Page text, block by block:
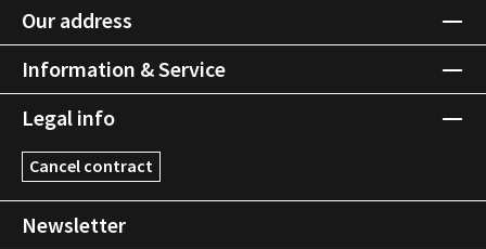
Our address
Information & Service
Legal info
Cancel contract
Newsletter